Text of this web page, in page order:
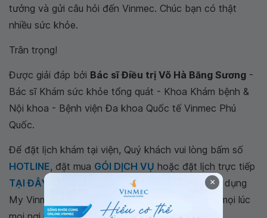
nhé. Cảm ơn bạn đã tin tưởng và gửi câu hỏi đến
Vinmec. Chúc bạn có thật nhiều sức khỏe.
Trân trọng!
Được giải đáp bởi Bác sĩ Điều trị Võ Hà Băng Sương -
Bác sĩ Khám sức khỏe tổng quát - Khoa Khám bệnh &
Nội khoa - Bệnh viện Đa khoa Quốc tế Vinmec Phú
Quốc.
Để đặt lịch khám tại viện, Quý khách vui lòng bấm số
HOTLINE, đặt mua GÓI DỊCH VỤ hoặc đặt lịch trực tiếp
TẠI ĐÂY
. Tải và đặt lịch khám tự động trên ứng dụng
My Vinmec để quản lý, theo dõi lịch và đặt hẹn mọi lúc
×